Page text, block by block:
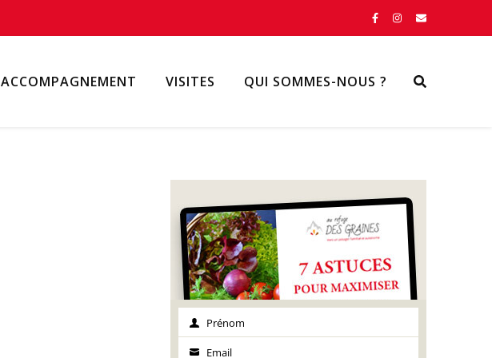
ACCOMPAGNEMENT VISITES QUI SOMMES-NOUS ?
PrénomPrénom
Email